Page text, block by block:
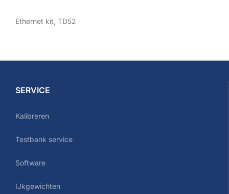
Ethernet kit, TD52
SERVICE
Kalibreren
Testbank service
Software
IJkgewichten